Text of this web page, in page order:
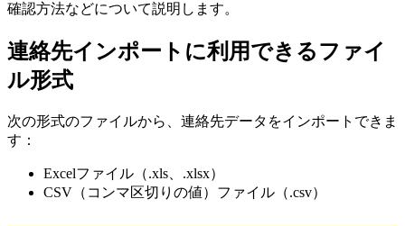
確認方法などについて説明します。
連絡先インポートに利用できるファイ
ル形式
次の形式のファイルから、連絡先データをインポートできま
す：
Excelファイル（.xls、.xlsx）
CSV（コンマ区切りの値）ファイル（.csv）